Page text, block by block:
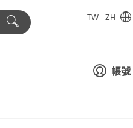
帳號
TW - ZH